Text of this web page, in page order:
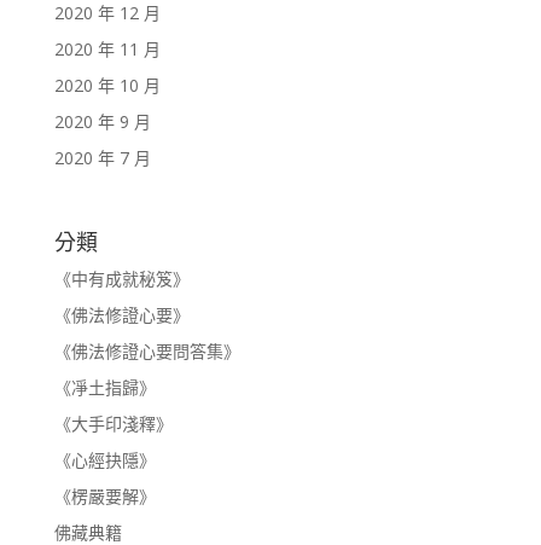
2020 年 12 月
2020 年 11 月
2020 年 10 月
2020 年 9 月
2020 年 7 月
分類
《中有成就秘笈》
《佛法修證心要》
《佛法修證心要問答集》
《凈土指歸》
《大手印淺釋》
《心經抉隱》
《楞嚴要解》
佛藏典籍